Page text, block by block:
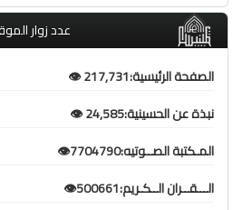
عدد زوار
الصفحة الرئيسية:217,731 👁️
نبذة عن الحسينية:24,585 👁️
المـكتبة الصــوتيه:7704790👁️
الـــقــران الــكـريم:500661👁️